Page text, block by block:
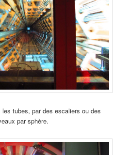
tubes, par des escaliers ou des
par sphère.